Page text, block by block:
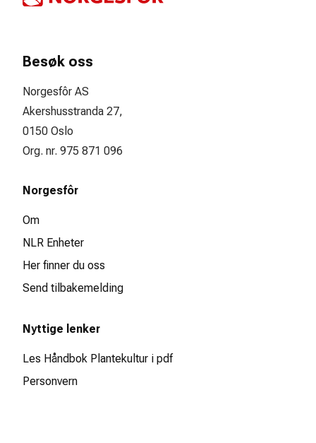
Besøk oss
Norgesfôr AS
Akershusstranda 27,
0150 Oslo
Org. nr. 975 871 096
Norgesfôr
Om
NLR Enheter
Her finner du oss
Send tilbakemelding
Nyttige lenker
Les Håndbok Plantekultur i pdf
Personvern